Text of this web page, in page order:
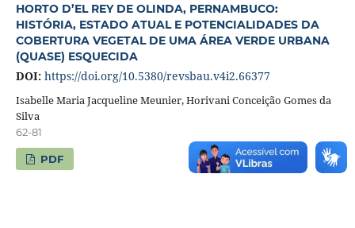
HORTO D’EL REY DE OLINDA, PERNAMBUCO:
HISTÓRIA, ESTADO ATUAL E POTENCIALIDADES DA
COBERTURA VEGETAL DE UMA ÁREA VERDE URBANA
(QUASE) ESQUECIDA
DOI: https://doi.org/10.5380/revsbau.v4i2.66377
Isabelle Maria Jacqueline Meunier, Horivani Conceição Gomes da
Silva
62-81
PDF